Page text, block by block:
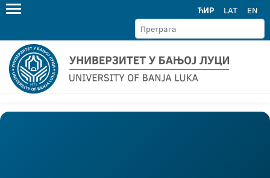
ЋИР LAT EN